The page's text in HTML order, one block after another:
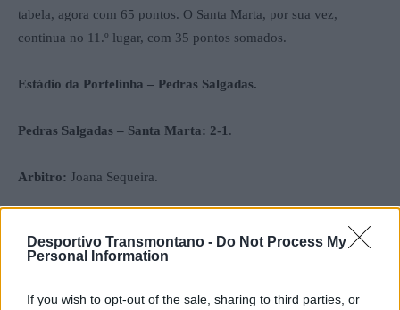
Desportivo Transmontano - Do Not Process My
Personal Information
If you wish to opt-out of the sale, sharing to third parties, or
tabela, agora com 65 pontos. O Santa Marta, por sua vez,
continua no 11.º lugar, com 35 pontos somados.
Estádio da Portelinha – Pedras Salgadas.
Pedras Salgadas – Santa Marta: 2-1 .
Arbitro: Joana Sequeira.
Diogo Lopes, Gonçalo Canadas (Tiago, 60),
Jorginho, Canadas, Jordão (Miguel Carreira, 45), Fábio Pais,
(Damasceno, 72) e Botelho (Afonso Bispo, 80).